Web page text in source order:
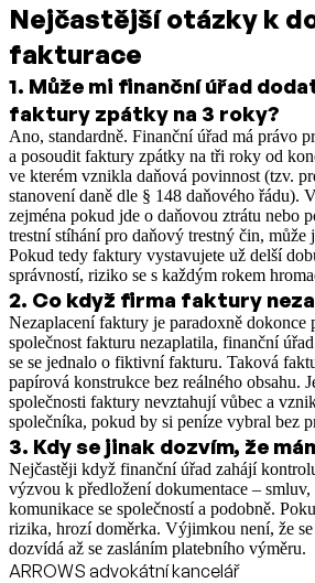
Nejčastější otázky k
fakturace
1. Může mi finanční úřad
faktury zpátky na 3 roky?
Ano, standardně. Finanční úřad má právo
a posoudit faktury zpátky na tři roky od
ve kterém vznikla daňová povinnost (tzv.
stanovení daně dle § 148 daňového řádu).
zejména pokud jde o daňovou ztrátu nebo
trestní stíhání pro daňový trestný čin, může
Pokud tedy faktury vystavujete už delší
správností, riziko se s každým rokem
2. Co když firma faktury
Nezaplacení faktury je paradoxně dokonce
společnost fakturu nezaplatila, finanční
se se jednalo o fiktivní fakturu. Taková
papírová konstrukce bez reálného obsahu.
společnosti faktury nevztahují vůbec a
společníka, pokud by si peníze vybral bez
3. Kdy se jinak dozvím, že
Nejčastěji když finanční úřad zahájí
výzvou k předložení dokumentace –
komunikace se společností a podobně.
rizika, hrozí doměrka. Výjimkou není, že
dozvídá až se zasláním platebního výměru.
ARROWS advokátní kancelář